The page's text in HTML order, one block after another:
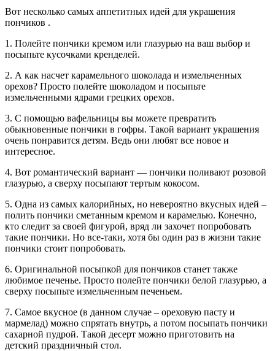
Вот несколько самых аппетитных идей для украшения
пончиков .
1. Полейте пончики кремом или глазурью на ваш выбор и
посыпьте кусочками кренделей.
2. А как насчет карамельного шоколада и измельченных
орехов? Просто полейте шоколадом и посыпьте
измельченными ядрами грецких орехов.
3. С помощью вафельницы вы можете превратить
обыкновенные пончики в гофры. Такой вариант украшения
очень понравится детям. Ведь они любят все новое и
интересное.
4. Вот романтический вариант — пончики поливают розовой
глазурью, а сверху посыпают тертым кокосом.
5. Одна из самых калорийных, но невероятно вкусных идей –
полить пончики сметанным кремом и карамелью. Конечно,
кто следит за своей фигурой, вряд ли захочет попробовать
такие пончики. Но все-таки, хотя бы один раз в жизни такие
пончики стоит попробовать.
6. Оригинальной посыпкой для пончиков станет также
любимое печенье. Просто полейте пончики белой глазурью, а
сверху посыпьте измельченным печеньем.
7. Самое вкусное (в данном случае – ореховую пасту и
мармелад) можно спрятать внутрь, а потом посыпать пончики
сахарной пудрой. Такой десерт можно приготовить на
детский праздничный стол.